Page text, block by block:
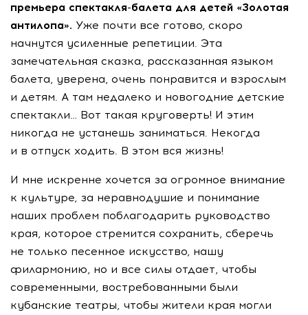
премьера спектакля-балета для детей «Золотая
антилопа». Уже почти все готово, скоро
начнутся усиленные репетиции. Эта
замечательная сказка, рассказанная языком
балета, уверена, очень понравится и взрослым
и детям. А там недалеко и новогодние детские
спектакли… Вот такая круговерть! И этим
никогда не устанешь заниматься. Некогда
и в отпуск ходить. В этом вся жизнь!
И мне искренне хочется за огромное внимание
к культуре, за неравнодушие и понимание
наших проблем поблагодарить руководство
края, которое стремится сохранить, сберечь
не только песенное искусство, нашу
филармонию, но и все силы отдает, чтобы
современными, востребованными были
кубанские театры, чтобы жители края могли